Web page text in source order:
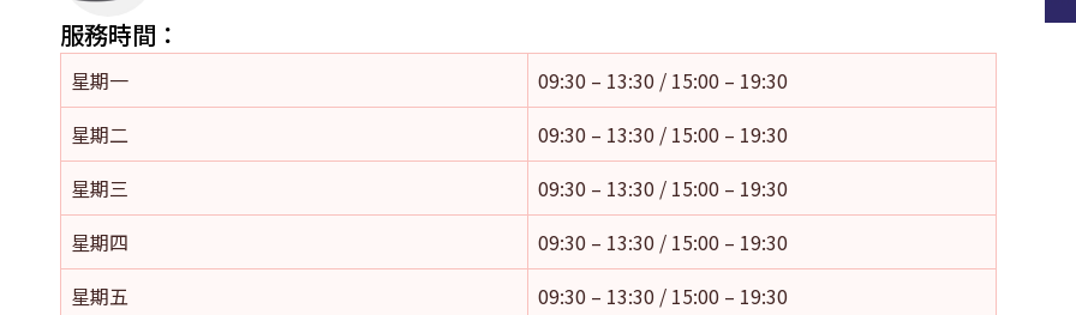
服務時間：
星期一
09:30 – 13:30 / 15:00 – 19:30
星期二
09:30 – 13:30 / 15:00 – 19:30
星期三
09:30 – 13:30 / 15:00 – 19:30
星期四
09:30 – 13:30 / 15:00 – 19:30
星期五
09:30 – 13:30 / 15:00 – 19:30